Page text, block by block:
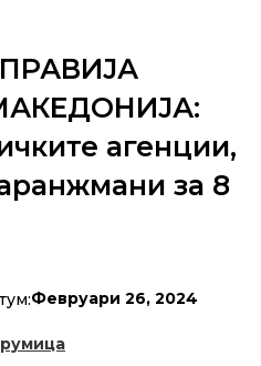
агенции,
за 8
Февруари 26, 2024